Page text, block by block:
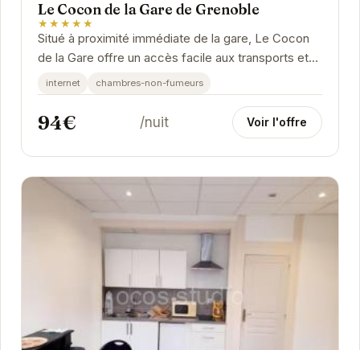
Le Cocon de la Gare de Grenoble
★★★★★
Situé à proximité immédiate de la gare, Le Cocon
de la Gare offre un accès facile aux transports et
aux attractions de Grenoble. Cet appartement...
internet chambres-non-fumeurs
94€ /nuit Voir l'offre